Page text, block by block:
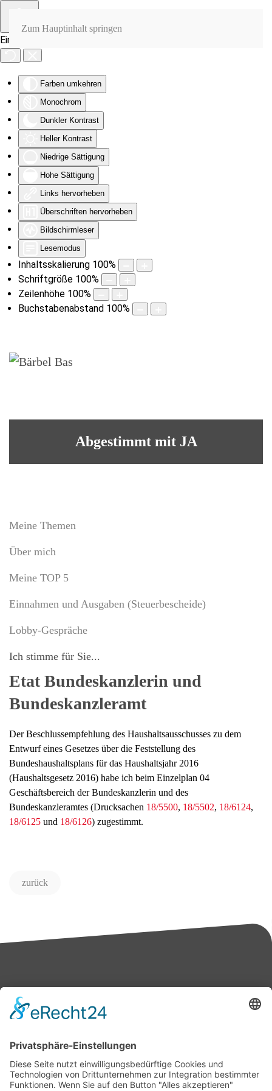
Eingabehilfen öffnen
Farben umkehren
Monochrom
Dunkler Kontrast
Heller Kontrast
Niedrige Sättigung
Hohe Sättigung
Links hervorheben
Überschriften hervorheben
Bildschirmleser
Lesemodus
Inhaltsskalierung 100%
Schriftgröße 100%
Zeilenhöhe 100%
Buchstabenabstand 100%
Zum Hauptinhalt springen
Abgestimmt mit JA
Meine Themen
Über mich
Meine TOP 5
Einnahmen und Ausgaben (Steuerbescheide)
Lobby-Gespräche
Ich stimme für Sie...
Etat Bundeskanzlerin und
Bundeskanzleramt
Der Beschlussempfehlung des Haushaltsausschusses zu dem
Entwurf eines Gesetzes über die Feststellung des
Bundeshaushaltsplans für das Haushaltsjahr 2016
(Haushaltsgesetz 2016) habe ich beim Einzelplan 04
Geschäftsbereich der Bundeskanzlerin und des
Bundeskanzleramtes (Drucksachen 18/5500, 18/5502, 18/6124,
18/6125 und 18/6126) zugestimmt.
zurück
Mitglied des Deutschen Bundestages
Presse & Downloads